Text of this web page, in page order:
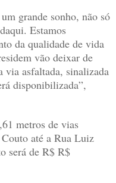
grande sonho, não só
Estamos
da qualidade de vida
vão deixar de
via asfaltada, sinalizada
disponibilizada”,
metros de vias
até a Rua Luiz
será de R$ R$